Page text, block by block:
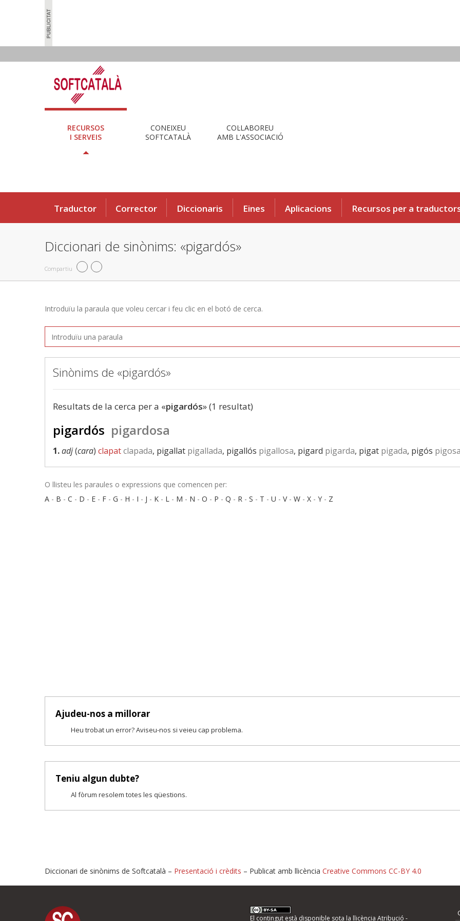
RECURSOS
I SERVEIS
CONEIXEU
SOFTCATALÀ
COL·LABOREU
AMB L'ASSOCIACIÓ
Traductor Corrector Diccionaris Eines Aplicacions Recursos per a
Diccionari de sinònims: «pigardós»
Compartiu
Introduïu la paraula que voleu cercar i feu clic en el botó de cerca.
Sinònims de «pigardós»
Resultats de la cerca per a «pigardós» (1 resultat)
pigardós pigardosa
1.adj(cara) clapatclapada, pigallat pigallada, pigallós pigallosa, pigard pigarda, pigat pigada, pigós pigosa
O llisteu les paraules o expressions que comencen per:
A - B - C - D - E - F - G - H - I - J - K - L - M - N - O - P - Q - R - S - T - U - V- W - X - Y - Z
Ajudeu-nos a millorar
Heu trobat un error? Aviseu-nos si veieu cap problema.
Teniu algun dubte?
Al fòrum resolem totes les qüestions.
Proposeu-nos millores o informeu d'errors
Diccionari de sinònims de Softcatalà – Presentació i crèdits – Publicat amb llicència Creative Commons CC-BY 4.0
El contingut està disponible sota la llicència Atribució -